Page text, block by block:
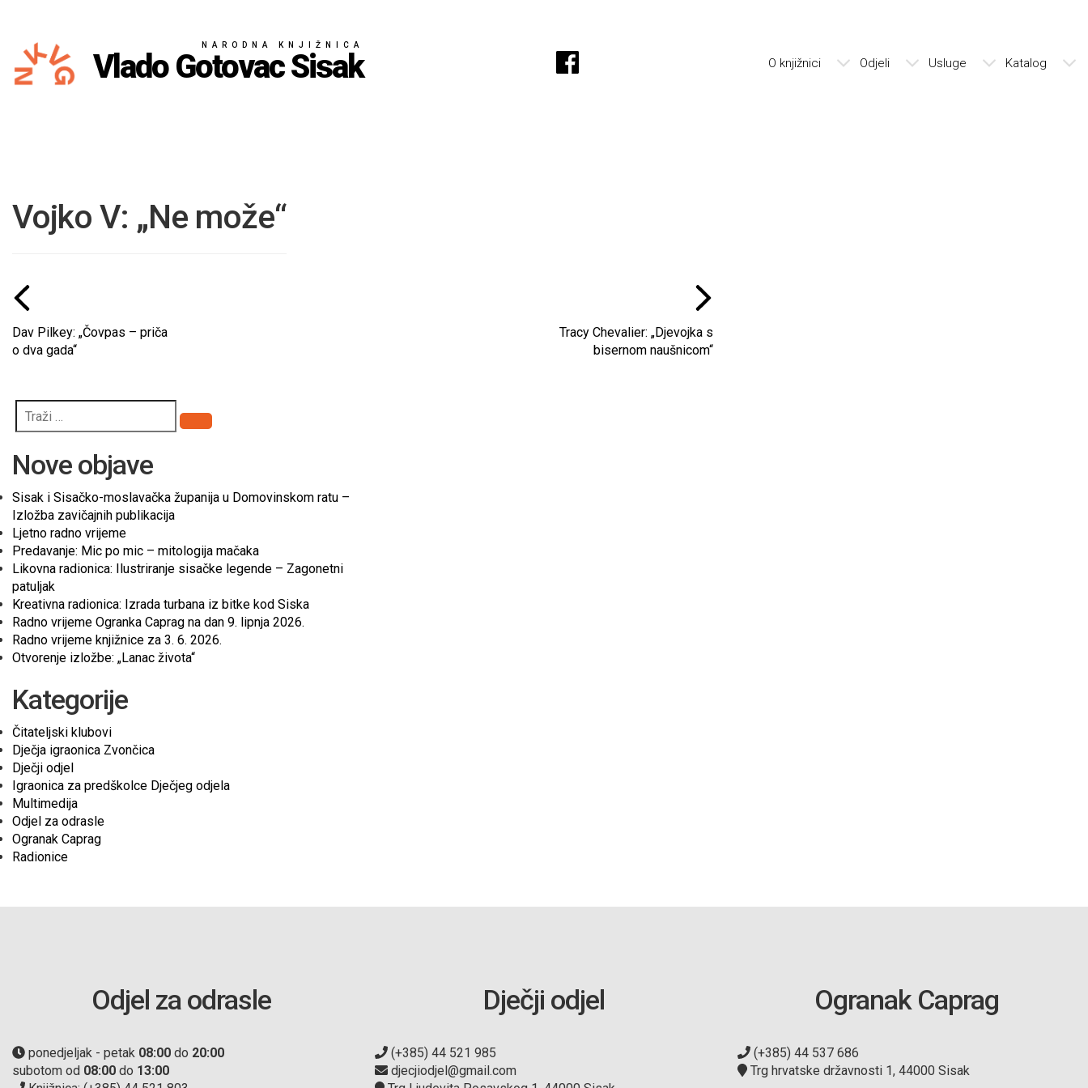
NARODNA KNJIŽNICA
Vlado Gotovac Sisak O knjižnici Odjeli Usluge Katalog
Vojko V: „Ne može“
Dav Pilkey: „Čovpas – priča
o dva gada“
Tracy Chevalier: „Djevojka s
bisernom naušnicom“
Pretraži
Nove objave
Sisak i Sisačko-moslavačka županija u Domovinskom ratu –
Izložba zavičajnih publikacija
Ljetno radno vrijeme
Predavanje: Mic po mic – mitologija mačaka
Likovna radionica: Ilustriranje sisačke legende – Zagonetni
patuljak
Kreativna radionica: Izrada turbana iz bitke kod Siska
Radno vrijeme Ogranka Caprag na dan 9. lipnja 2026.
Radno vrijeme knjižnice za 3. 6. 2026.
Otvorenje izložbe: „Lanac života“
Kategorije
Čitateljski klubovi
Dječja igraonica Zvončica
Dječji odjel
Igraonica za predškolce Dječjeg odjela
Multimedija
Odjel za odrasle
Ogranak Caprag
Radionice
Odjel za odrasle
ponedjeljak - petak 08:00 do 20:00
subotom od 08:00 do 13:00
Dječji odjel
(+385) 44 521 985
djecjiodjel@gmail.com
Ogranak Caprag
(+385) 44 537 686
Trg hrvatske državnosti 1, 44000 Sisak